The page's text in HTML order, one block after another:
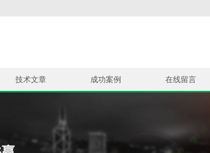
技术文章 成功案例 在线留言